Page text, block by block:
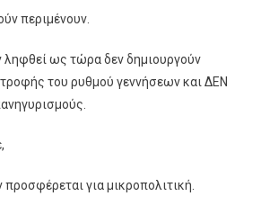
περιμένουν.
ληφθεί ως τώρα δεν δημιουργούν
του ρυθμού γεννήσεων και ΔΕΝ
για μικροπολιτική.